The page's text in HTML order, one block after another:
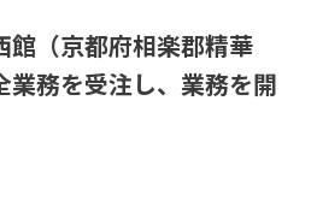
館（京都府相楽郡精華
業務を受注し、業務を開